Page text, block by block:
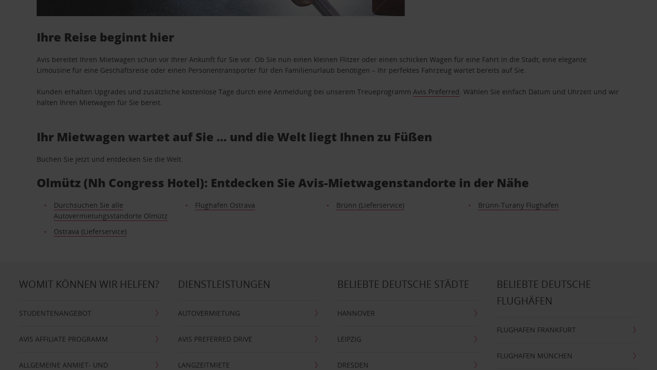
Ihre Reise beginnt hier
Avis bereitet Ihren Mietwagen schon vor Ihrer Ankunft für Sie vor. Ob Sie nun einen kleinen Flitzer oder einen schicken Wagen für eine Fahrt in die Stadt, eine elegante
Limousine für eine Geschäftsreise oder einen Personentransporter für den Familienurlaub benötigen – Ihr perfektes Fahrzeug wartet bereits auf Sie.
Kunden erhalten Upgrades und zusätzliche kostenlose Tage durch eine Anmeldung bei unserem TreueprogrammAvis Preferred. Wählen Sie einfach Datum und Uhrzeit und wir
halten Ihren Mietwagen für Sie bereit.
Ihr Mietwagen wartet auf Sie … und die Welt liegt Ihnen zu Füßen
Buchen Sie jetzt und entdecken Sie die Welt.
Olmütz (Nh Congress Hotel): Entdecken Sie Avis-Mietwagenstandorte in der Nähe
Durchsuchen Sie alle
Autovermietungsstandorte Olmütz
Flughafen Ostrava Brünn (Lieferservice) Brünn-Turany Flughafen
Ostrava (Lieferservice)
WOMIT KÖNNEN WIR HELFEN?
STUDENTENANGEBOT
AVIS AFFILIATE PROGRAMM
ALLGEMEINE ANMIET- UND
DIENSTLEISTUNGEN
AUTOVERMIETUNG
AVIS PREFERRED DRIVE
LANGZEITMIETE
BELIEBTE DEUTSCHE STÄDTE
HANNOVER
LEIPZIG
DRESDEN
BELIEBTE DEUTSCHE
FLUGHÄFEN
FLUGHAFEN FRANKFURT
FLUGHAFEN MÜNCHEN